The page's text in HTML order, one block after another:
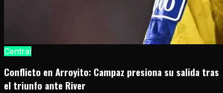
Central
Conflicto en Arroyito: Campaz presiona su salida tras
el triunfo ante River